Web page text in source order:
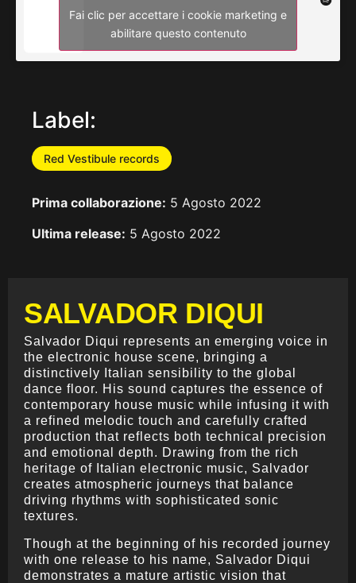
Fai clic per accettare i cookie marketing e
abilitare questo contenuto
Label:
Red Vestibule records
Prima collaborazione: 5 Agosto 2022
Ultima release: 5 Agosto 2022
SALVADOR DIQUI
Salvador Diqui represents an emerging voice in
the electronic house scene, bringing a
distinctively Italian sensibility to the global
dance floor. His sound captures the essence of
contemporary house music while infusing it with
a refined melodic touch and carefully crafted
production that reflects both technical precision
and emotional depth. Drawing from the rich
heritage of Italian electronic music, Salvador
creates atmospheric journeys that balance
driving rhythms with sophisticated sonic
textures.
Though at the beginning of his recorded journey
with one release to his name, Salvador Diqui
demonstrates a mature artistic vision that